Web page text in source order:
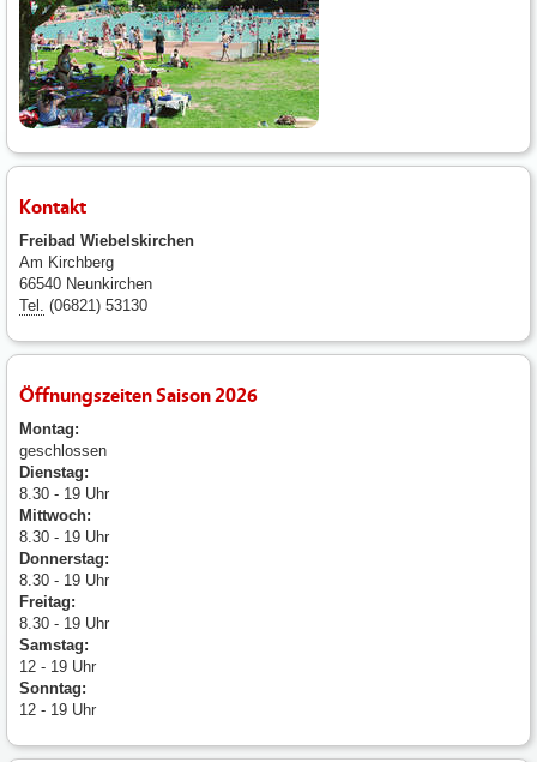
Kontakt
Freibad Wiebelskirchen
Am Kirchberg
66540 Neunkirchen
Tel. (06821) 53130
Öffnungszeiten Saison 2026
Montag:
geschlossen
Dienstag:
8.30 - 19 Uhr
Mittwoch:
8.30 - 19 Uhr
Donnerstag:
8.30 - 19 Uhr
Freitag:
8.30 - 19 Uhr
Samstag:
12 - 19 Uhr
Sonntag:
12 - 19 Uhr